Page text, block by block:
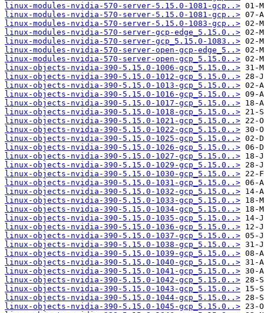
linux-modules-nvidia-570-server-5.15.0-1081-gcp..>
linux-modules-nvidia-570-server-5.15.0-1081-gcp..>
linux-modules-nvidia-570-server-5.15.0-1083-gcp..>
linux-modules-nvidia-570-server-gcp-edge_5.15.0..>
linux-modules-nvidia-570-server-gcp_5.15.0-1083..>
linux-modules-nvidia-570-server-open-gcp-edge_5..>
linux-modules-nvidia-570-server-open-gcp_5.15.0..>
linux-objects-nvidia-390-5.15.0-1006-gcp_5.15.0..>
linux-objects-nvidia-390-5.15.0-1012-gcp_5.15.0..>
linux-objects-nvidia-390-5.15.0-1013-gcp_5.15.0..>
linux-objects-nvidia-390-5.15.0-1016-gcp_5.15.0..>
linux-objects-nvidia-390-5.15.0-1017-gcp_5.15.0..>
linux-objects-nvidia-390-5.15.0-1018-gcp_5.15.0..>
linux-objects-nvidia-390-5.15.0-1021-gcp_5.15.0..>
linux-objects-nvidia-390-5.15.0-1022-gcp_5.15.0..>
linux-objects-nvidia-390-5.15.0-1025-gcp_5.15.0..>
linux-objects-nvidia-390-5.15.0-1026-gcp_5.15.0..>
linux-objects-nvidia-390-5.15.0-1027-gcp_5.15.0..>
linux-objects-nvidia-390-5.15.0-1029-gcp_5.15.0..>
linux-objects-nvidia-390-5.15.0-1030-gcp_5.15.0..>
linux-objects-nvidia-390-5.15.0-1031-gcp_5.15.0..>
linux-objects-nvidia-390-5.15.0-1032-gcp_5.15.0..>
linux-objects-nvidia-390-5.15.0-1033-gcp_5.15.0..>
linux-objects-nvidia-390-5.15.0-1034-gcp_5.15.0..>
linux-objects-nvidia-390-5.15.0-1035-gcp_5.15.0..>
linux-objects-nvidia-390-5.15.0-1036-gcp_5.15.0..>
linux-objects-nvidia-390-5.15.0-1037-gcp_5.15.0..>
linux-objects-nvidia-390-5.15.0-1038-gcp_5.15.0..>
linux-objects-nvidia-390-5.15.0-1039-gcp_5.15.0..>
linux-objects-nvidia-390-5.15.0-1040-gcp_5.15.0..>
linux-objects-nvidia-390-5.15.0-1041-gcp_5.15.0..>
linux-objects-nvidia-390-5.15.0-1042-gcp_5.15.0..>
linux-objects-nvidia-390-5.15.0-1043-gcp_5.15.0..>
linux-objects-nvidia-390-5.15.0-1044-gcp_5.15.0..>
linux-objects-nvidia-390-5.15.0-1045-gcp_5.15.0..>